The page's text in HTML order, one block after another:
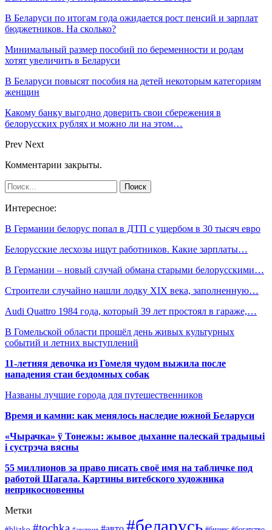
В Беларуси по итогам года ожидается рост пенсий и зарплат
бюджетников. На сколько?
Минимальный размер пособий по беременности и родам
хотят увеличить в Беларуси
В Беларуси повысят пособия на детей некоторым категориям
женщин
Какому банку выгодно доверить свои сбережения в
белорусских рублях и можно ли на этом…
Prev Next
Комментарии закрыты.
Интересное:
В Германии белорус попал в ДТП с ущербом в 30 тысяч евро
Белорусские лесхозы ищут работников. Какие зарплаты…
В Германии – новый случай обмана старыми белорусскими…
Строители случайно нашли лодку XIX века, заполненную…
Audi Quattro 1984 года, который 39 лет простоял в гараже,…
В Гомельской области прошёл день живых культурных
событий и летних выступлений
11-летняя девочка из Гомеля чудом выжила после
нападения стаи бездомных собак
Названы лучшие города для путешественников
Время и камни: как менялось наследие южной Беларуси
«Чырачка» ў Тонежы: жывое дыханне палескай традыцыі
і сустрэча вясны
55 миллионов за право писать своё имя на табличке под
работой Шагала. Картины витебского художника
неприкосновенны
Метки
#беларусь